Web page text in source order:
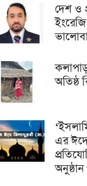
দেশ ও
অতিষ্ঠ
এর ঈদে